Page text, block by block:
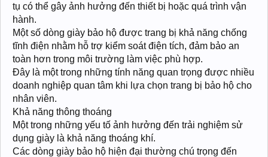
tụ có thể gây ảnh hưởng đến thiết bị hoặc quá trình vận
hành.
Một số dòng giày bảo hộ được trang bị khả năng chống
tĩnh điện nhằm hỗ trợ kiểm soát điện tích, đảm bảo an
toàn hơn trong môi trường làm việc phù hợp.
Đây là một trong những tính năng quan trọng được nhiều
doanh nghiệp quan tâm khi lựa chọn trang bị bảo hộ cho
nhân viên.
Khả năng thông thoáng
Một trong những yếu tố ảnh hưởng đến trải nghiệm sử
dụng giày là khả năng thoáng khí.
Các dòng giày bảo hộ hiện đại thường chú trọng đến